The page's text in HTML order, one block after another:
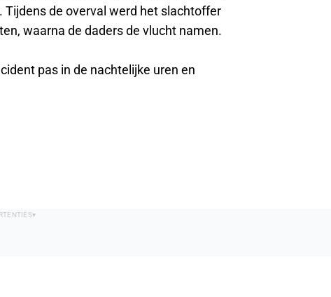
de overval werd het slachtoffer
waarna de daders de vlucht namen.
pas in de nachtelijke uren en